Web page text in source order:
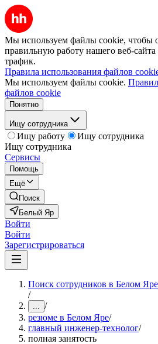
Мы используем файлы cookie, чтобы
правильную работу нашего веб-сайта
трафик.
Правила использования файлов
Мы используем файлы cookie.
файлов cookie
Понятно
Ищу сотрудника
Ищу работу
Ищу сотрудника
Ищу сотрудника
Сервисы
Помощь
Ещё
Поиск
Белый Яр
Войти
Войти
Зарегистрироваться
Поиск сотрудников в Белом Яре
/
... /
резюме в Белом Яре/
главный инженер-технолог/
полная занятость